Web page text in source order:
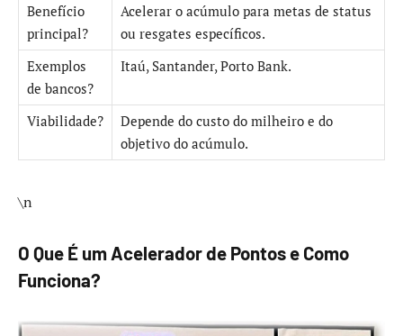
Benefício
principal?
Acelerar o acúmulo para metas de status
ou resgates específicos.
Exemplos
de bancos?
Itaú, Santander, Porto Bank.
Viabilidade?
Depende do custo do milheiro e do
objetivo do acúmulo.
\n
O Que É um Acelerador de Pontos e Como
Funciona?